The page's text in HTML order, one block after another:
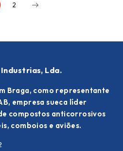
2
Lda.
Braga, como representante
empresa sueca líder
compostos anticorrosivos
comboios e aviões.